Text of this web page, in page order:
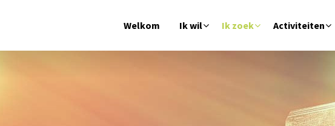
Welkom Ik wil Ik zoek Activiteiten